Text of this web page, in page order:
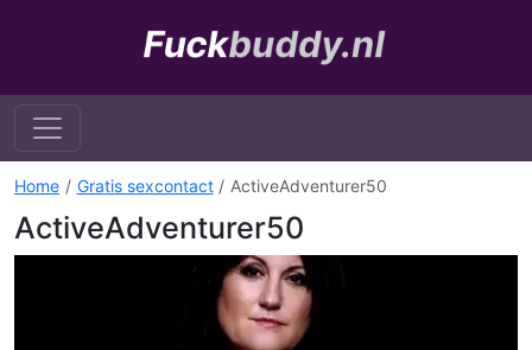
Home Gratis sexcontact ActiveAdventurer50
ActiveAdventurer50